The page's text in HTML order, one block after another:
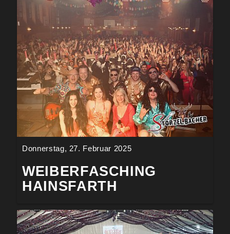
Donnerstag, 27. Februar 2025
WEIBERFASCHING
HAINSFARTH